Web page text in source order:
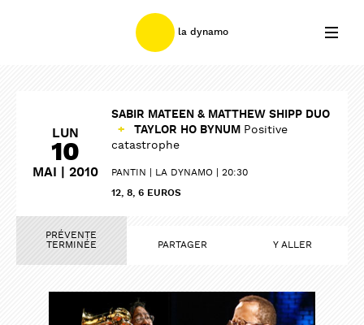
la dynamo
LUN
10
MAI | 2010
SABIR MATEEN & MATTHEW SHIPP DUO
+
TAYLOR HO BYNUM Positive
catastrophe
PANTIN LA DYNAMO
20:30
12, 8, 6 EUROS
PRÉVENTE
TERMINÉE PARTAGER Y ALLER